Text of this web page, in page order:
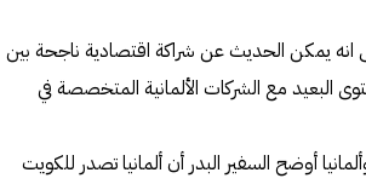
انه يمكن الحديث عن شراكة اقتصادية ناجحة بين
البعيد مع الشركات الألمانية المتخصصة في
أوضح السفير البدر أن ألمانيا تصدر للكويت